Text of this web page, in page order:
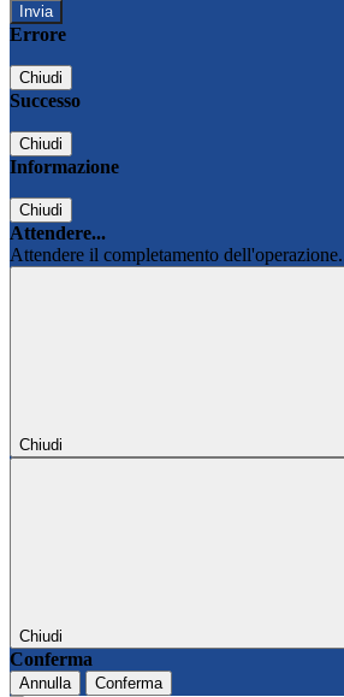
Errore
Chiudi
Successo
Chiudi
Informazione
Chiudi
Attendere...
Attendere il completamento
Chiudi
Chiudi
Conferma
Annulla Conferma